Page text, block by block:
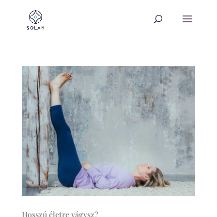
Hosszú életre vágysz?